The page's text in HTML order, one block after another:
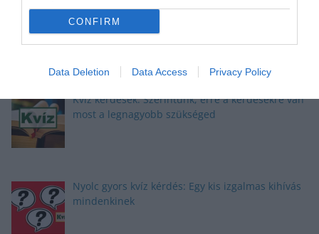
CONFIRM
Data Deletion Data Access Privacy Policy
Kvíz: Megbirkózol ezekkel az érdekes
feladványokkal?
Kvíz kérdések: Szerintünk, erre a kérdésekre van
most a legnagyobb szükséged
Nyolc gyors kvíz kérdés: Egy kis izgalmas kihívás
mindenkinek